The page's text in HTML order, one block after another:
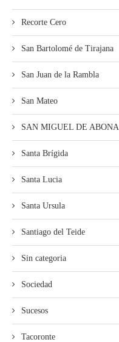
Recorte Cero
San Bartolomé de Tirajana
San Juan de la Rambla
San Mateo
SAN MIGUEL DE ABONA
Santa Brígida
Santa Lucia
Santa Ursula
Santiago del Teide
Sin categoria
Sociedad
Sucesos
Tacoronte